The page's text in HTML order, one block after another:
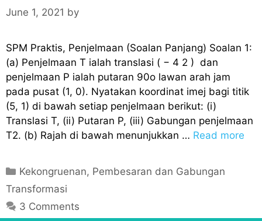
i
June 1, 2021 by
SPM Praktis, Penjelmaan (Soalan Panjang) Soalan 1:
(a) Penjelmaan T ialah translasi ( − 4 2 ) dan
penjelmaan P ialah putaran 90o lawan arah jam
pada pusat (1, 0). Nyatakan koordinat imej bagi titik
(5, 1) di bawah setiap penjelmaan berikut: (i)
Translasi T, (ii) Putaran P, (iii) Gabungan penjelmaan
T2. (b) Rajah di bawah menunjukkan … Read more
C
a
e
Kekongruenan, Pembesaran dan Gabungan
Transformasi
3 Comments